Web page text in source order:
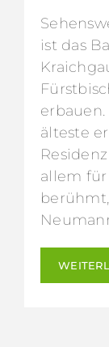
ist das
älteste
allem